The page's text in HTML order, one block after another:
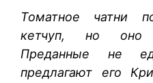
Томатное чатни
кетчуп, но оно
Преданные не
предлагают его